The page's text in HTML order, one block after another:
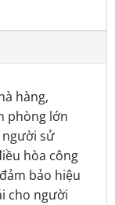
hàng,
phòng lớn
người sử
hòa công
bảo hiệu
cho người